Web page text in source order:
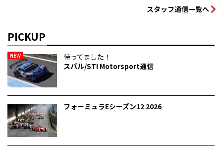
スタッフ通信一覧へ
PICKUP
NEW
待ってました！
スバル/STI Motorsport通信
フォーミュラEシーズン12 2026